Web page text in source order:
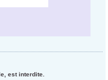
est interdite.